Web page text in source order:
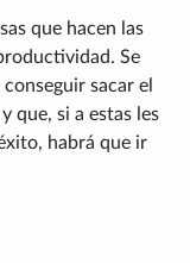
que hacen las
Se
sacar el
que, si a estas les
habrá que ir